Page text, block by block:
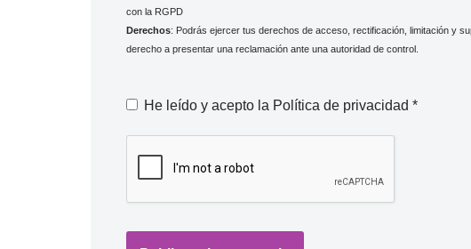
con la RGPD
Derechos: Podrás ejercer tus derechos de acceso, rectificación, limitación y
derecho a presentar una reclamación ante una autoridad de control.
He leído y acepto la Política de privacidad *